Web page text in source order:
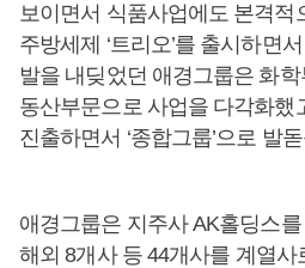
보이면서 식품사업에도 본격적
주방세제 ‘트리오’를 출시하면
발을 내딪었던 애경그룹은 화학
동산부문으로 사업을 다각화했
진출하면서 ‘종합그룹’으로 발
애경그룹은 지주사 AK홀딩스
해외 8개사 등 44개사를 계열사